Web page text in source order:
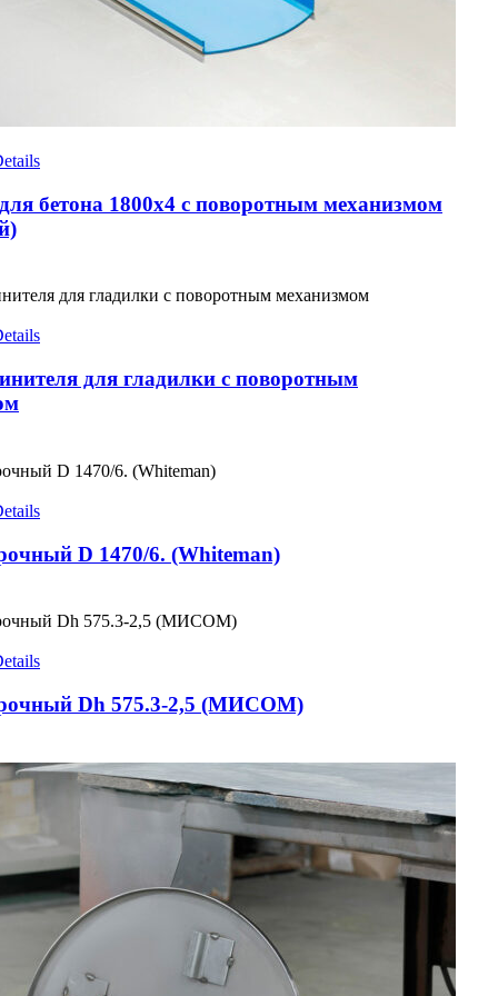
бетона 1800х4 с поворотным механизмом
для гладилки с поворотным
D 1470/6. (Whiteman)
Dh 575.3-2,5 (МИСОМ)